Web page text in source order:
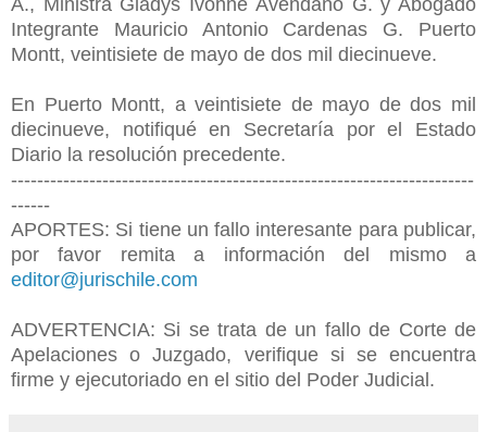
Integrante Mauricio Antonio Cardenas G. Puerto
Montt, veintisiete de mayo de dos mil diecinueve.
En Puerto Montt, a veintisiete de mayo de dos mil
diecinueve, notifiqué en Secretaría por el Estado
Diario la resolución precedente.
-----------------------------------------------------------------------
------
APORTES: Si tiene un fallo interesante para publicar,
por favor remita a información del mismo a
editor@jurischile.com
ADVERTENCIA: Si se trata de un fallo de Corte de
Apelaciones o Juzgado, verifique si se encuentra
firme y ejecutoriado en el sitio del Poder Judicial.